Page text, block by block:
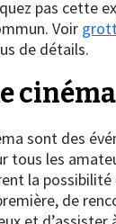
pas cette
Voir
de détails.
cinéma
sont des
tous les
la possibilité
de